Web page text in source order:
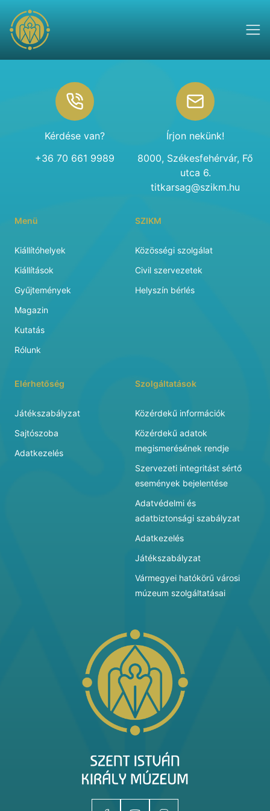
Kérdése van?
+36 70 661 9989
Írjon nekünk!
8000, Székesfehérvár, Fő
utca 6.
titkarsag@szikm.hu
Menü
Kiállítóhelyek
Kiállítások
Gyűjtemények
Magazin
Kutatás
Rólunk
SZIKM
Közösségi szolgálat
Civil szervezetek
Helyszín bérlés
Elérhetőség
Játékszabályzat
Sajtószoba
Adatkezelés
Szolgáltatások
Közérdekű információk
Közérdekű adatok
megismerésének rendje
Szervezeti integritást sértő
események bejelentése
Adatvédelmi és
adatbiztonsági szabályzat
Adatkezelés
Játékszabályzat
Vármegyei hatókörű városi
múzeum szolgáltatásai